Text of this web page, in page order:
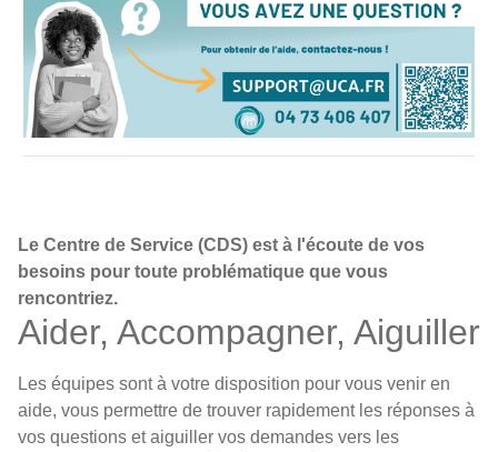
Le Centre de Service (CDS) est à l'écoute de vos
besoins pour toute problématique que vous
rencontriez.
Aider, Accompagner, Aiguiller
Les équipes sont à votre disposition pour vous venir en
aide, vous permettre de trouver rapidement les réponses à
vos questions et aiguiller vos demandes vers les